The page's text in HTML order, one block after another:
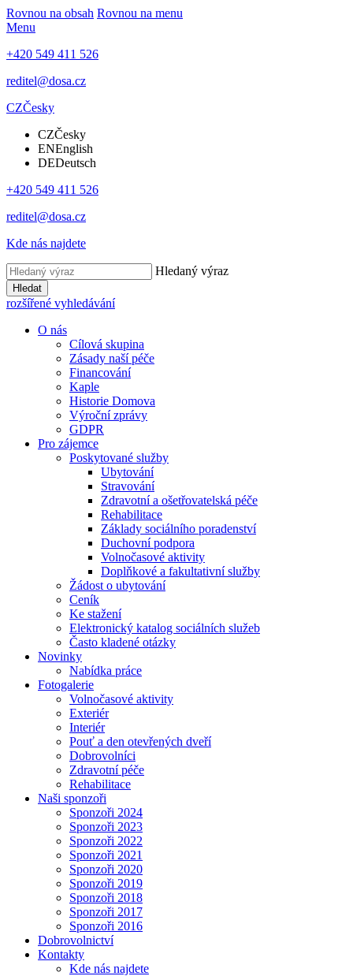
Rovnou na obsah Rovnou na menu
Menu
+420 549 411 526
reditel@dosa.cz
CZČesky
CZČesky
ENEnglish
DEDeutsch
+420 549 411 526
reditel@dosa.cz
Kde nás najdete
Hledaný výraz
Hledat
rozšířené vyhledávání
O nás
Cílová skupina
Zásady naší péče
Financování
Kaple
Historie Domova
Výroční zprávy
GDPR
Pro zájemce
Poskytované služby
Ubytování
Stravování
Zdravotní a ošetřovatelská péče
Rehabilitace
Základy sociálního poradenství
Duchovní podpora
Volnočasové aktivity
Doplňkové a fakultativní služby
Žádost o ubytování
Ceník
Ke stažení
Elektronický katalog sociálních služeb
Často kladené otázky
Novinky
Nabídka práce
Fotogalerie
Volnočasové aktivity
Exteriér
Interiér
Pouť a den otevřených dveří
Dobrovolníci
Zdravotní péče
Rehabilitace
Naši sponzoři
Sponzoři 2024
Sponzoři 2023
Sponzoři 2022
Sponzoři 2021
Sponzoři 2020
Sponzoři 2019
Sponzoři 2018
Sponzoři 2017
Sponzoři 2016
Dobrovolnictví
Kontakty
Kde nás najdete